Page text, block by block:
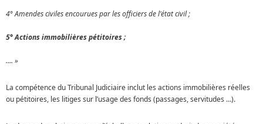
4° Amendes civiles encourues par les officiers de l'état civil ;
5° Actions immobilières pétitoires ;
…. »
La compétence du Tribunal Judiciaire inclut les actions immobilières réelles
ou pétitoires, les litiges sur l’usage des fonds (passages, servitudes …).